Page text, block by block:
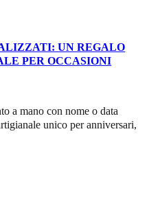
UN REGALO
PER OCCASIONI
a mano con nome o data
unico per anniversari,